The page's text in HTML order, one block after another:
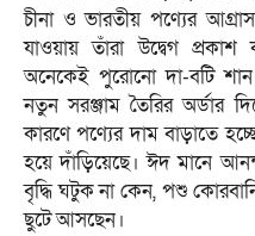
চীনা ও ভারতীয় পণ্যের
যাওয়ায় তাঁরা উদ্বেগ
অনেকেই পুরোনো দা-বটি
নতুন সরঞ্জাম তৈরির অর্ডার
কারণে পণ্যের দাম বাড়াতে
হয়ে দাঁড়িয়েছে। ঈদ মানে
বৃদ্ধি ঘটুক না কেন, পশু
ছুটে আসছেন।